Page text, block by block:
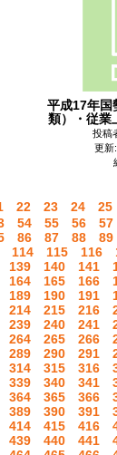
平成17年
類）・従業
投稿
更新
22 23 24 25
54 55 56 57
86 87 88 89
114 115 116
139 140 141
164 165 166
189 190 191
214 215 216
239 240 241
264 265 266
289 290 291
314 315 316
339 340 341
364 365 366
389 390 391
414 415 416
439 440 441